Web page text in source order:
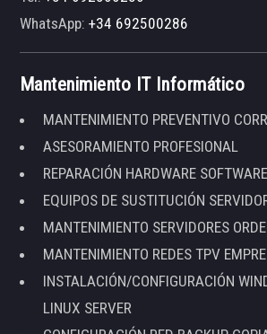
WhatsApp:+34 692500286
Mantenimiento IT Informático
MANTENIMIENTO PREVENTIVO
ASESORAMIENTO PROFESIONAL
REPARACIÓN HARDWARE
EQUIPOS DE SUSTITUCIÓN
MANTENIMIENTO SERVIDORES
MANTENIMIENTO REDES TPV
INSTALACIÓN/CONFIGURACIÓN
LINUX SERVER